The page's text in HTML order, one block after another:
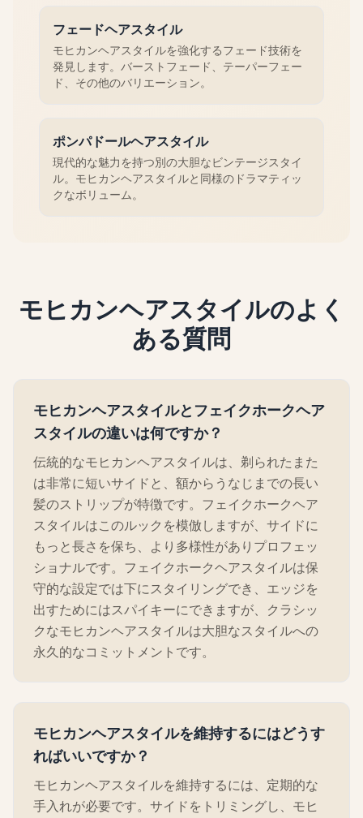
フェードヘアスタイル
モヒカンヘアスタイルを強化するフェード技術を
発見します。バーストフェード、テーパーフェー
ド、その他のバリエーション。
ポンパドールヘアスタイル
現代的な魅力を持つ別の大胆なビンテージスタイ
ル。モヒカンヘアスタイルと同様のドラマティッ
クなボリューム。
モヒカンヘアスタイルのよく
ある質問
モヒカンヘアスタイルとフェイクホークヘア
スタイルの違いは何ですか？
伝統的なモヒカンヘアスタイルは、剃られたまた
は非常に短いサイドと、額からうなじまでの長い
髪のストリップが特徴です。フェイクホークヘア
スタイルはこのルックを模倣しますが、サイドに
もっと長さを保ち、より多様性がありプロフェッ
ショナルです。フェイクホークヘアスタイルは保
守的な設定では下にスタイリングでき、エッジを
出すためにはスパイキーにできますが、クラシッ
クなモヒカンヘアスタイルは大胆なスタイルへの
永久的なコミットメントです。
モヒカンヘアスタイルを維持するにはどうす
ればいいですか？
モヒカンヘアスタイルを維持するには、定期的な
手入れが必要です。サイドをトリミングし、モヒ